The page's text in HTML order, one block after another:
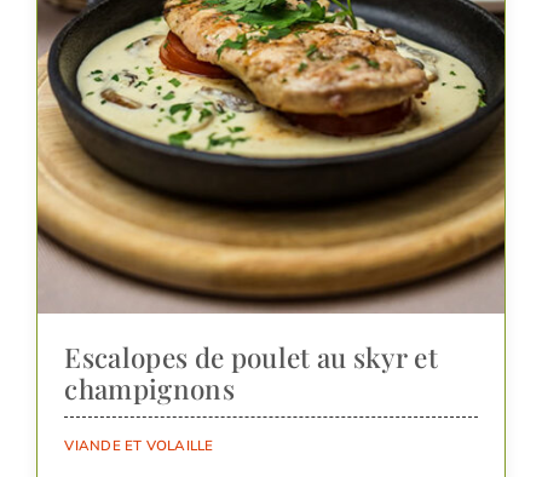
Escalopes de poulet au skyr et
champignons
VIANDE ET VOLAILLE